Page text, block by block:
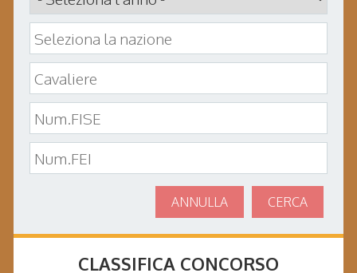
CERCA
ANNULLA
CLASSIFICA CONCORSO